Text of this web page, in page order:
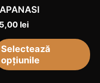
lei
Selectează
opțiunile
fi